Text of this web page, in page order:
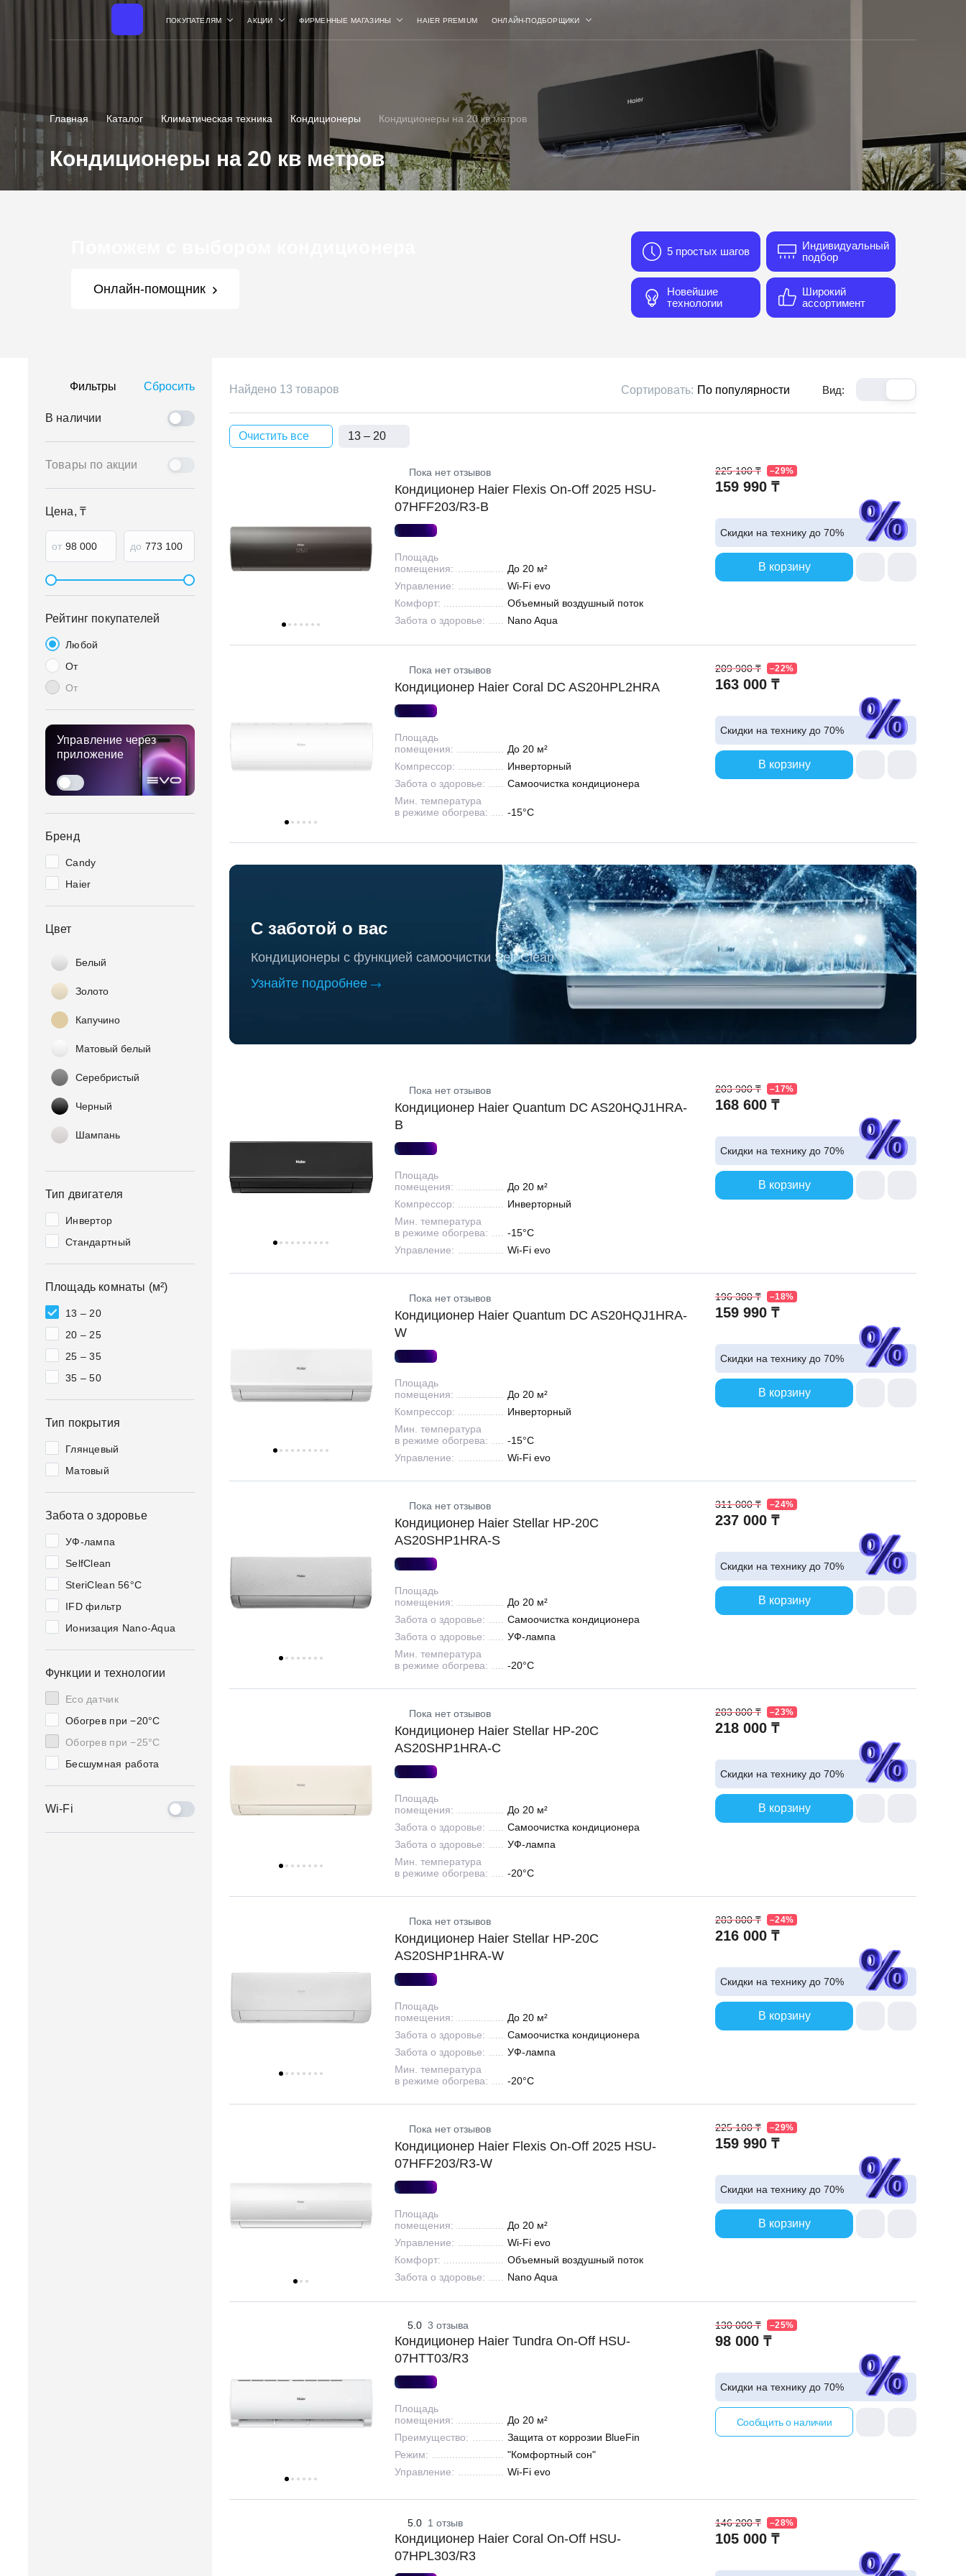
ПОКУПАТЕЛЯМ АКЦИИ ФИРМЕННЫЕ МАГАЗИНЫ HAIER PREMIUM ОНЛАЙН-ПОДБОРЩИКИ
Главная Каталог Климатическая техника Кондиционеры Кондиционеры на 20 кв метров
Кондиционеры на 20 кв метров
Онлайн-помощник
5 простых шагов
Индивидуальный
подбор
Новейшие
технологии
Широкий
ассортимент
Фильтры Сбросить
В наличии
Товары по акции
Цена, ₸
от до
Рейтинг покупателей
Любой
От
От
Управление через
приложение
Бренд
Candy
Haier
Цвет
Белый
Золото
Капучино
Матовый белый
Серебристый
Черный
Шампань
Тип двигателя
Инвертор
Стандартный
Площадь комнаты (м²)
13 – 20
20 – 25
25 – 35
35 – 50
Тип покрытия
Глянцевый
Матовый
Забота о здоровье
УФ-лампа
SelfClean
SteriClean 56°C
IFD фильтр
Ионизация Nano-Aqua
Функции и технологии
Eco датчик
Обогрев при −20°C
Обогрев при −25°C
Бесшумная работа
Wi-Fi
Найдено 13 товаров Сортировать: По популярности Вид:
Очистить все 13 – 20
С заботой о вас
Кондиционеры с функцией самоочистки Self Clean
Узнайте подробнее
Пока нет отзывов
Кондиционер Haier Flexis On-Off 2025 HSU-
07HFF203/R3-B
Площадь
помещения:
До 20 м²
Управление:
Wi-Fi evo
Комфорт:
Объемный воздушный поток
Забота о здоровье:
Nano Aqua
159 990 ₸
225 100 ₸ –29%
Скидки на технику до 70%
В корзину
Пока нет отзывов
Кондиционер Haier Coral DC AS20HPL2HRA
Площадь
помещения:
До 20 м²
Компрессор:
Инверторный
Забота о здоровье:
Самоочистка кондиционера
Мин. температура
в режиме обогрева:
-15°С
163 000 ₸
209 900 ₸ –22%
Скидки на технику до 70%
В корзину
Пока нет отзывов
Кондиционер Haier Quantum DC AS20HQJ1HRA-
B
Площадь
помещения:
До 20 м²
Компрессор:
Инверторный
Мин. температура
в режиме обогрева:
-15°С
Управление:
Wi-Fi evo
168 600 ₸
203 900 ₸ –17%
Скидки на технику до 70%
В корзину
Пока нет отзывов
Кондиционер Haier Quantum DC AS20HQJ1HRA-
W
Площадь
помещения:
До 20 м²
Компрессор:
Инверторный
Мин. температура
в режиме обогрева:
-15°С
Управление:
Wi-Fi evo
159 990 ₸
196 300 ₸ –18%
Скидки на технику до 70%
В корзину
Пока нет отзывов
Кондиционер Haier Stellar HP-20C
AS20SHP1HRA-S
Площадь
помещения:
До 20 м²
Забота о здоровье:
Самоочистка кондиционера
Забота о здоровье:
УФ-лампа
Мин. температура
в режиме обогрева:
-20°С
237 000 ₸
311 000 ₸ –24%
Скидки на технику до 70%
В корзину
Пока нет отзывов
Кондиционер Haier Stellar HP-20C
AS20SHP1HRA-C
Площадь
помещения:
До 20 м²
Забота о здоровье:
Самоочистка кондиционера
Забота о здоровье:
УФ-лампа
Мин. температура
в режиме обогрева:
-20°С
218 000 ₸
283 800 ₸ –23%
Скидки на технику до 70%
В корзину
Пока нет отзывов
Кондиционер Haier Stellar HP-20C
AS20SHP1HRA-W
Площадь
помещения:
До 20 м²
Забота о здоровье:
Самоочистка кондиционера
Забота о здоровье:
УФ-лампа
Мин. температура
в режиме обогрева:
-20°С
216 000 ₸
283 800 ₸ –24%
Скидки на технику до 70%
В корзину
Пока нет отзывов
Кондиционер Haier Flexis On-Off 2025 HSU-
07HFF203/R3-W
Площадь
помещения:
До 20 м²
Управление:
Wi-Fi evo
Комфорт:
Объемный воздушный поток
Забота о здоровье:
Nano Aqua
159 990 ₸
225 100 ₸ –29%
Скидки на технику до 70%
В корзину
5.0 3 отзыва
Кондиционер Haier Tundra On-Off HSU-
07HTT03/R3
Площадь
помещения:
До 20 м²
Преимущество:
Защита от коррозии BlueFin
Режим:
"Комфортный сон"
Управление:
Wi-Fi evo
98 000 ₸
130 000 ₸ –25%
Скидки на технику до 70%
Сообщить о наличии
5.0 1 отзыв
Кондиционер Haier Coral On-Off HSU-
07HPL303/R3
105 000 ₸
146 200 ₸ –28%